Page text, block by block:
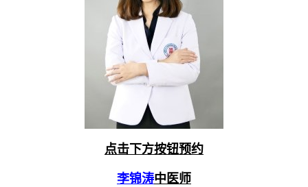
点击下方按钮预约
李锦涛中医师